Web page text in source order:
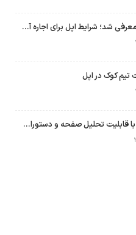
برنامه Apple Upgrade معرفی شد؛ شرایط اپل برای اجاره آیفون، آیپد، مک و اپل واچ
نسخه مک گوگل Gemini با قابلیت تحلیل صفحه و دستورات صوتی در به‌روزرسانی جدید